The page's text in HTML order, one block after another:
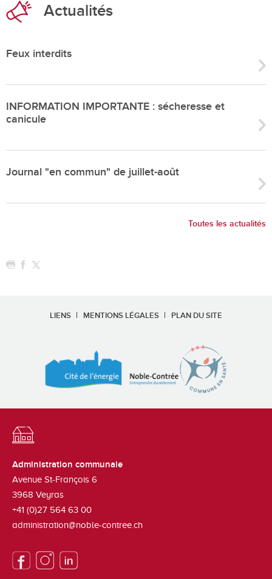
Actualités
Feux interdits
INFORMATION IMPORTANTE : sécheresse et
canicule
Journal "en commun" de juillet-août
Toutes les actualités
LIENS MENTIONS LÉGALES PLAN DU SITE
Administration communale
Avenue St-François 6
3968 Veyras
+41 (0)27 564 63 00
administration@noble-contree.ch